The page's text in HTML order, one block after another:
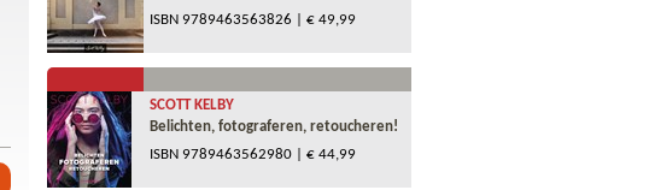
ISBN 9789463563826 | € 49,99
SCOTT KELBY
Belichten, fotograferen, retoucheren!
ISBN 9789463562980 | € 44,99